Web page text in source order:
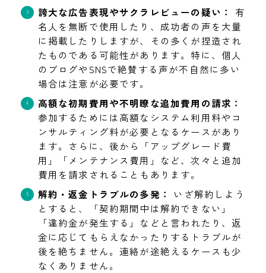
誇大な広告表現やサクラレビューの疑い：
有
名人を無断で使用したり、成功者の声を大量
に掲載したりしますが、その多くが捏造され
たものである可能性があります。特に、個人
のブログやSNSで絶賛する声が不自然に多い
場合は注意が必要です。
高額な初期費用や不明瞭な追加費用の請求：
参加するためには高額なシステム利用料やコ
ンサルティング料が必要となるケースがあり
ます。さらに、後から「アップグレード費
用」「メンテナンス費用」など、次々と追加
費用を請求されることもあります。
解約・返金トラブルの多発：
いざ解約しよう
とすると、「契約期間中は解約できない」
「違約金が発生する」などと言われたり、返
金に応じてもらえなかったりするトラブルが
後を絶ちません。連絡が途絶えるケースも少
なくありません。